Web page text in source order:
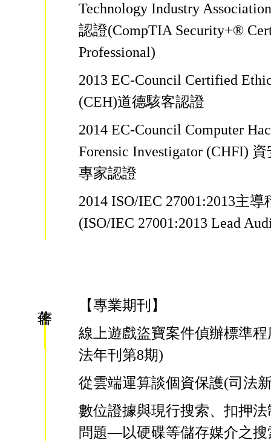
Technology Industry
認證(CompTIA Security+®
Professional)
2013 EC-Council Certified
(CEH)道德駭客認證
2014 EC-Council Computer
Forensic Investigator (CHFI)
專家認證
2014 ISO/IEC 27001:2013主導
(ISO/IEC 27001:2013 Lead
【專業期刊】
線上遊戲盜寶案件偵辦標準
法年刊第8期)
從雲端運算談個資保護(司法
數位證據與現行搜索、扣押
問題—以硬碟等儲存媒介之搜